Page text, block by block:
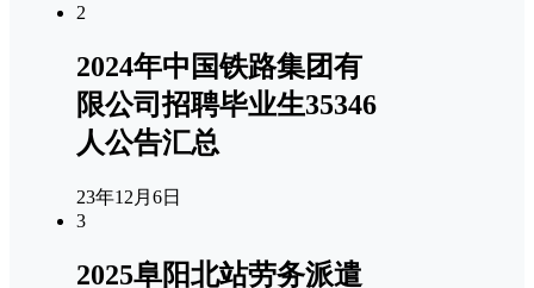
2
2024年中国铁路集团有
限公司招聘毕业生35346
人公告汇总
23年12月6日
3
2025阜阳北站劳务派遣